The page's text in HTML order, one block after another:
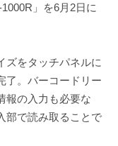
」を6月2日に
をタッチパネルに
了。バーコードリー
報の入力も必要な
部で読み取ることで